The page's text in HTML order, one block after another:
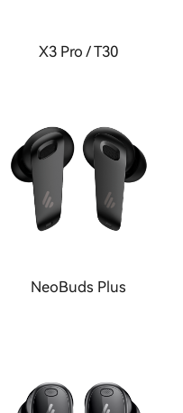
X3 Pro / T30
NeoBuds Plus